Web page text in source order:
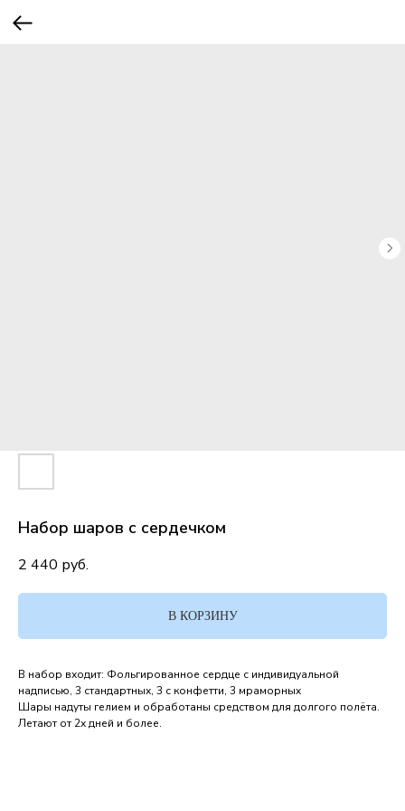
Набор шаров с сердечком
2 440 руб.
В КОРЗИНУ
В набор входит: Фольгированное сердце с индивидуальной
надписью, 3 стандартных, 3 с конфетти, 3 мраморных
Шары надуты гелием и обработаны средством для долгого полёта.
Летают от 2х дней и более.